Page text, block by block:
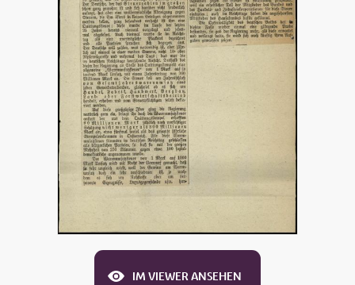
IM VIEWER ANSEHEN